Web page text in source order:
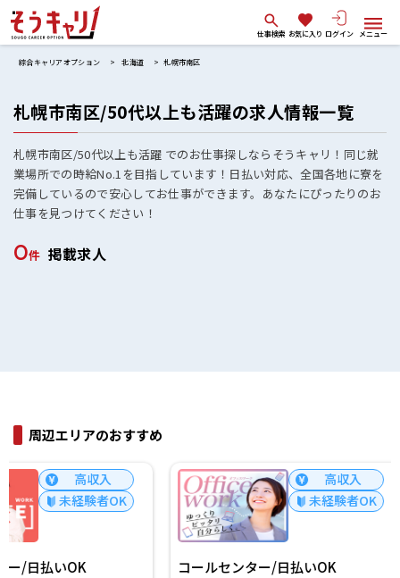
仕事検索 お気に入り ログイン メニュー
綜合キャリアオプション 北海道 札幌市南区
札幌市南区/50代以上も活躍の求人情報一覧
札幌市南区/50代以上も活躍 でのお仕事探しならそうキャリ！同じ就
業場所での時給No.1を目指しています！日払い対応、全国各地に寮を
完備しているので安心してお仕事ができます。あなたにぴったりのお
仕事を見つけてください！
0件 掲載求人
周辺エリアのおすすめ
高収入
未経験者OK
コールセンター/日払いOK コールセンター/日